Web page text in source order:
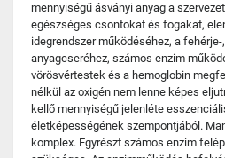
mennyiségű ásványi anyag a
egészséges csontokat és fogakat,
idegrendszer működéséhez, a
anyagcseréhez, számos enzim
vörösvértestek és a hemoglobin
nélkül az oxigén nem lenne képes
kellő mennyiségű jelenléte
életképességének szempontjából.
komplex. Egyrészt számos enzim